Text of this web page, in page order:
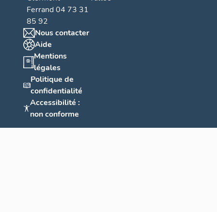
Ferrand 04 73 31
85 92
Nous contacter
Aide
Mentions
légales
Politique de
confidentialité
Accessibilité :
non conforme